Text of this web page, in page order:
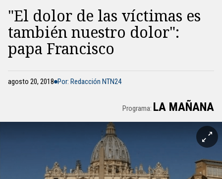
"El dolor de las víctimas es
también nuestro dolor":
papa Francisco
agosto 20, 2018 Por: Redacción NTN24
Programa: LA MAÑANA